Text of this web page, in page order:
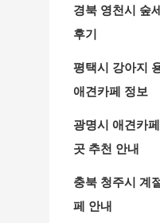
경북 영천시 숲
후기
평택시 강아지
애견카페 정보
광명시 애견카
곳 추천 안내
충북 청주시 계
페 안내